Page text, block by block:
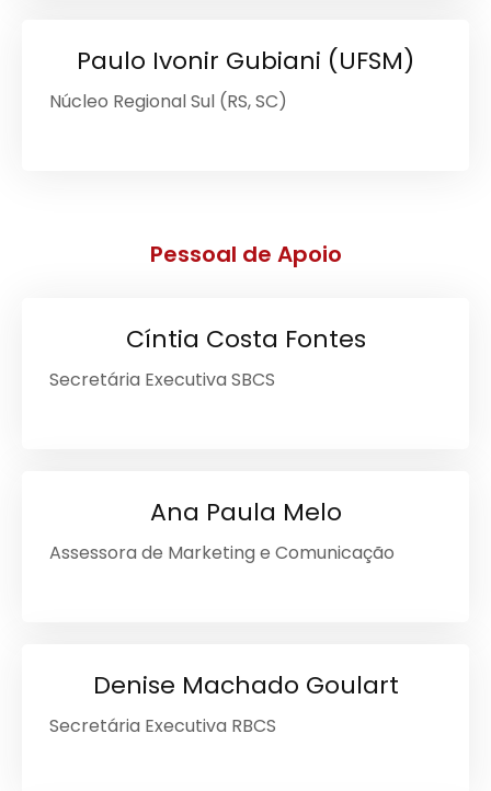
Paulo Ivonir Gubiani (UFSM)
Núcleo Regional Sul (RS, SC)
Pessoal de Apoio
Cíntia Costa Fontes
Secretária Executiva SBCS
Ana Paula Melo
Assessora de Marketing e Comunicação
Denise Machado Goulart
Secretária Executiva RBCS